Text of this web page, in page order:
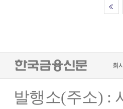
회
발행소(주소) :